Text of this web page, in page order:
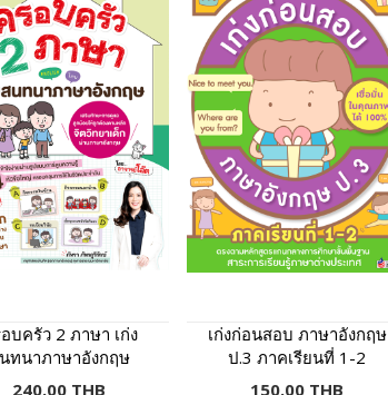
บครัว 2 ภาษา เก่ง
ทนาภาษาอังกฤษ
240.00 THB
เก่งก่อนสอบ ภาษาอังกฤษ
ป.3 ภาคเรียนที่ 1-2
150.00 THB